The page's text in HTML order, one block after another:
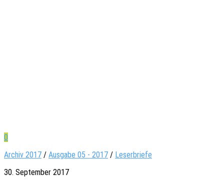
0
Archiv 2017 / Ausgabe 05 - 2017 / Leserbriefe
30. September 2017